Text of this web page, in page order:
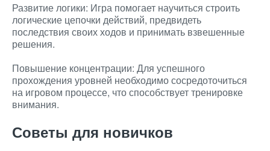
Развитие логики: Игра помогает научиться строить
логические цепочки действий, предвидеть
последствия своих ходов и принимать взвешенные
решения.
Повышение концентрации: Для успешного
прохождения уровней необходимо сосредоточиться
на игровом процессе, что способствует тренировке
внимания.
Советы для новичков